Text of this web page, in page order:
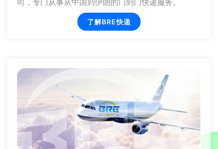
司，专门从事从中国到伊朗的门到门快递服务。
了解BRE快递